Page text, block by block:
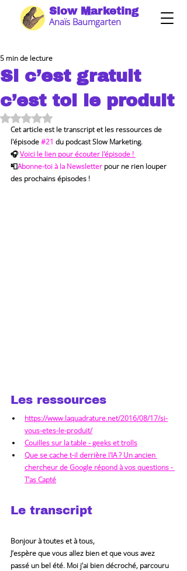
Slow Marketing
Anaïs Baumgarten
Si c’est gratuit
c’est toi le produit
5 min de lecture
Noté NaN étoiles sur 5.
Cet article est le transcript et les ressources de
l'épisode #21 du podcast Slow Marketing.
🎧 Voici le lien pour écouter l'épisode !
📮Abonne-toi à la Newsletter pour ne rien louper
des prochains épisodes !
Les ressources
https://www.laquadrature.net/2016/08/17/si-
vous-etes-le-produit/
Couilles sur la table - geeks et trolls
Que se cache t-il derrière l'IA ? Un ancien
chercheur de Google répond à vos questions -
T'as Capté
Le transcript
Bonjour à toutes et à tous,
J’espère que vous allez bien et que vous avez
passé un bel été. Moi j’ai bien décroché, parcouru